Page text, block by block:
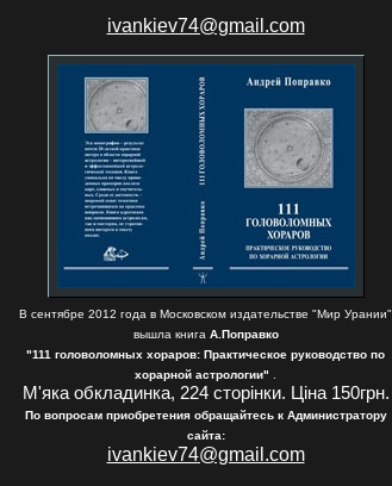
ivankiev74@gmail.com
В сентябре 2012 года в Московском издательстве "Мир Урании"
вышла книгаА.Поправко
"111 головоломных хораров: Практическое руководство по
хорарной астрологии" .
М'яка обкладинка, 224 сторінки. Ціна 150грн.
По вопросам приобретения обращайтесь к Администратору
сайта:
ivankiev74@gmail.com